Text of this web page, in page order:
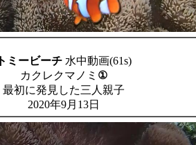
トミービーチ 水中動画(61s)
カクレクマノミ ①
最初に発見した三人親子
2020年9月13日